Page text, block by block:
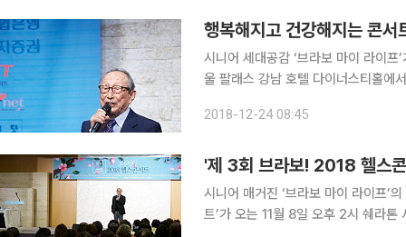
행복해지고 건강해지는 콘서
시니어 세대공감 ‘브라보 마이 라이프
울 팔래스 강남 호텔 다이너스티홀에
2018-12-24 08:45
'제 3회 브라보! 2018 헬스
시니어 매거진 ‘브라보 마이 라이프’
트’가 오는 11월 8일 오후 2시 쉐라